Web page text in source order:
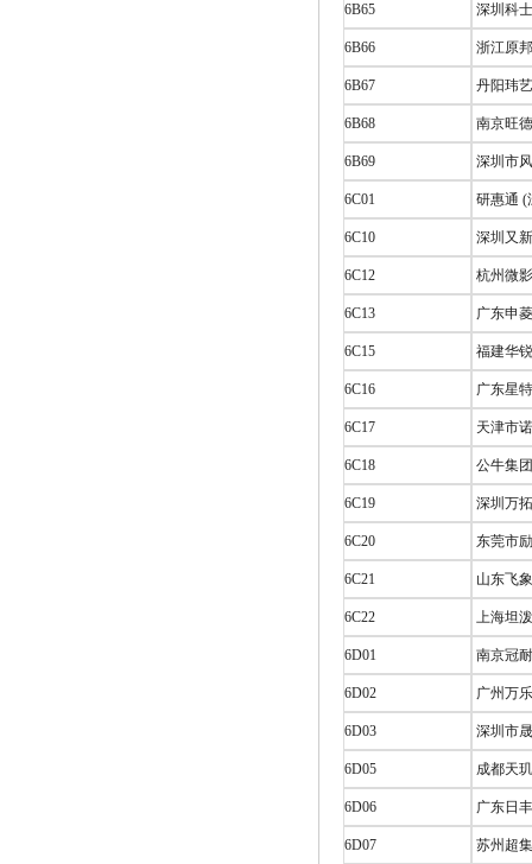
6B65 深圳科
6B66 浙江原
6B67 丹阳玮
6B68 南京旺
6B69 深圳市
6C01 研惠通 (
6C10 深圳又
6C12 杭州微
6C13 广东申
6C15 福建华
6C16 广东星
6C17 天津市
6C18 公牛集
6C19 深圳万
6C20 东莞市
6C21 山东飞
6C22 上海坦
6D01 南京冠
6D02 广州万
6D03 深圳市
6D05 成都天
6D06 广东日
6D07 苏州超